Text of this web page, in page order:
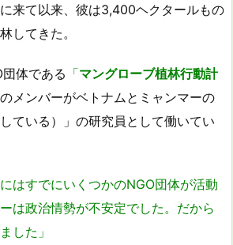
来て以来、彼は3,400ヘクタールもの
してきた。
体である 「マングローブ植林行動計
のメンバーがベトナムとミャンマーの
ている）」の研究員として働いてい
はすでにいくつかのNGO団体が活動
は政治情勢が不安定でした。だから
した」